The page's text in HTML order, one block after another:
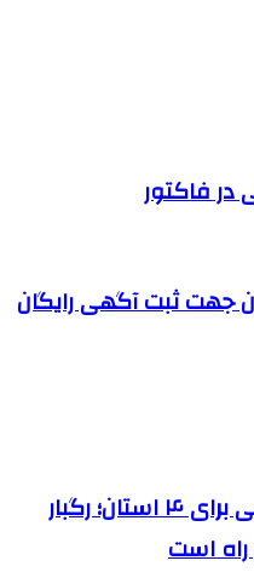
فاکتور
جهت ثبت آگهی رایگان
هشدار نارنجی هواشناسی برای ۴ استان؛ رگبار
است